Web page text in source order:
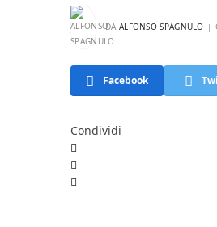
DA ALFONSO SPAGNULO
Facebook
Condividi